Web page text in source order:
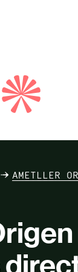
el
AMETLLER